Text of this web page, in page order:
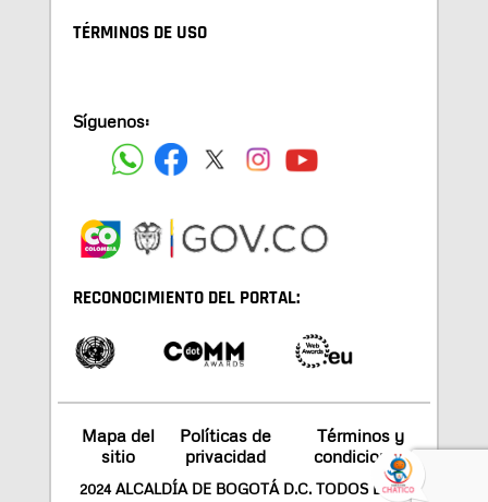
TÉRMINOS DE USO
Síguenos:
RECONOCIMIENTO DEL PORTAL:
Mapa del
sitio
Políticas de
privacidad
Términos y
condiciones
2024 ALCALDÍA DE BOGOTÁ D.C. TODOS LOS